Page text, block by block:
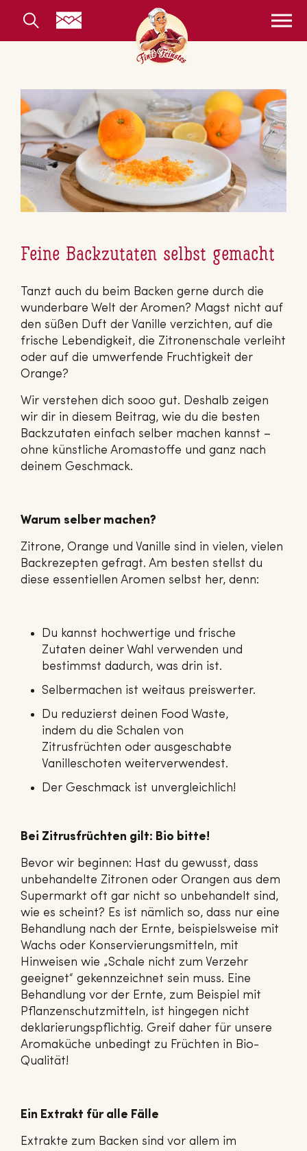
Feine Backzutaten selbst gemacht
Tanzt auch du beim Backen gerne durch die
wunderbare Welt der Aromen? Magst nicht auf
den süßen Duft der Vanille verzichten, auf die
frische Lebendigkeit, die Zitronenschale verleiht
oder auf die umwerfende Fruchtigkeit der
Orange?
Wir verstehen dich sooo gut. Deshalb zeigen
wir dir in diesem Beitrag, wie du die besten
Backzutaten einfach selber machen kannst –
ohne künstliche Aromastoffe und ganz nach
deinem Geschmack.
Warum selber machen?
Zitrone, Orange und Vanille sind in vielen, vielen
Backrezepten gefragt. Am besten stellst du
diese essentiellen Aromen selbst her, denn:
Du kannst hochwertige und frische
Zutaten deiner Wahl verwenden und
bestimmst dadurch, was drin ist.
Selbermachen ist weitaus preiswerter.
Du reduzierst deinen Food Waste,
indem du die Schalen von
Zitrusfrüchten oder ausgeschabte
Vanilleschoten weiterverwendest.
Der Geschmack ist unvergleichlich!
Bei Zitrusfrüchten gilt: Bio bitte!
Bevor wir beginnen: Hast du gewusst, dass
unbehandelte Zitronen oder Orangen aus dem
Supermarkt oft gar nicht so unbehandelt sind,
wie es scheint? Es ist nämlich so, dass nur eine
Behandlung nach der Ernte, beispielsweise mit
Wachs oder Konservierungsmitteln, mit
Hinweisen wie „Schale nicht zum Verzehr
geeignet“ gekennzeichnet sein muss. Eine
Behandlung vor der Ernte, zum Beispiel mit
Pflanzenschutzmitteln, ist hingegen nicht
deklarierungspflichtig. Greif daher für unsere
Aromaküche unbedingt zu Früchten in Bio-
Qualität!
Ein Extrakt für alle Fälle
Extrakte zum Backen sind vor allem im